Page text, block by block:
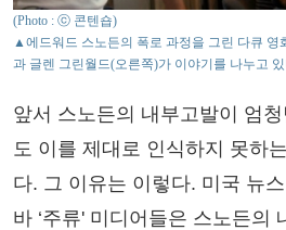
(Photo : ⓒ 콘텐숍)
▲에드워드 스노든의 폭로 과정을 그린 다큐 영
과 글렌 그린월드(오른쪽)가 이야기를 나누고 있
앞서 스노든의 내부고발이 엄
도 이를 제대로 인식하지 못하
다. 그 이유는 이렇다. 미국 뉴
바 ‘주류' 미디어들은 스노든의